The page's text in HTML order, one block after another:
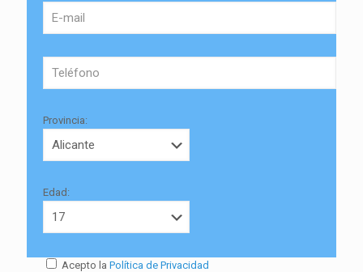
Provincia:
Edad:
Acepto la Política de Privacidad